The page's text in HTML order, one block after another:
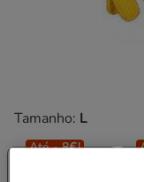
Tamanho: L
Até - 8€!